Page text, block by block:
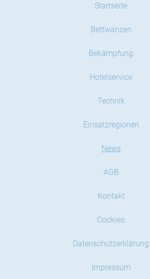
Startseite
Bettwanzen
Bekämpfung
Hotelservice
Technik
Einsatzregionen
News
AGB
Kontakt
Cookies
Datenschutzerklärung
Impressum